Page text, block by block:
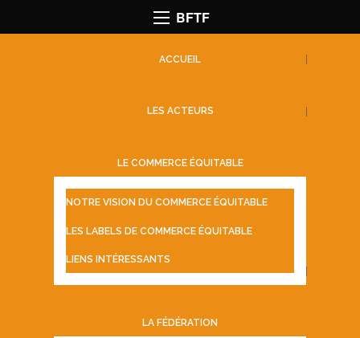
BFTF
ACCUEIL
LES ACTEURS
LE COMMERCE ÉQUITABLE
NOTRE VISION DU COMMERCE ÉQUITABLE
LES LABELS DE COMMERCE ÉQUITABLE
LIENS INTÉRESSANTS
LA FÉDÉRATION